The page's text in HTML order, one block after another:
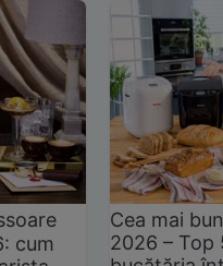
cum
Cea mai
2026 –